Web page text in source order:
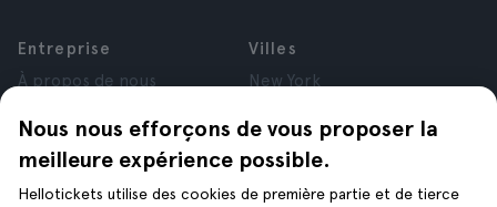
Nous nous efforçons de vous proposer la
meilleure expérience possible.
Hellotickets utilise des cookies de première partie et de tierce
Entreprise
À propos de nous
Affiliés
Avis
Confidentialité
Villes
New York
Paris
Londres
Grenade